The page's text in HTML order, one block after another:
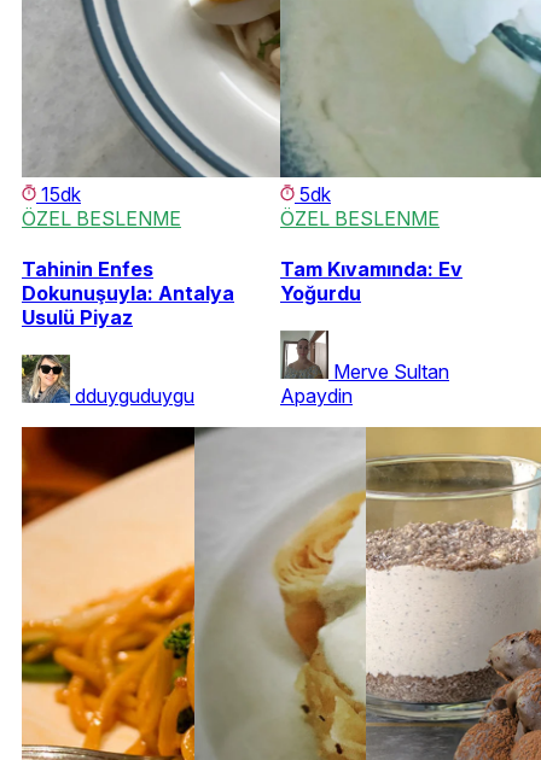
15dk
ÖZEL BESLENME
Tahinin Enfes
Dokunuşuyla: Antalya
Usulü Piyaz
dduyguduygu
5dk
ÖZEL BESLENME
Tam Kıvamında: Ev
Yoğurdu
Merve Sultan
Apaydin